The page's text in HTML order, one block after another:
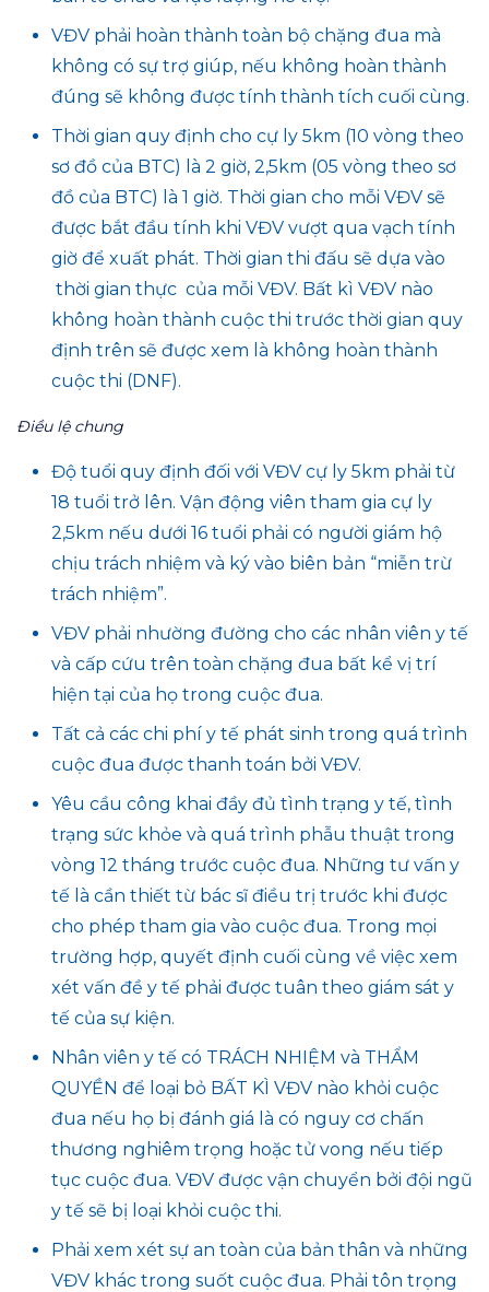
VĐV phải hoàn thành toàn bộ chặng đua mà
không có sự trợ giúp, nếu không hoàn thành
đúng sẽ không được tính thành tích cuối cùng.
Thời gian quy định cho cự ly 5km (10 vòng theo
sơ đồ của BTC) là 2 giờ, 2,5km (05 vòng theo sơ
đồ của BTC) là 1 giờ. Thời gian cho mỗi VĐV sẽ
được bắt đầu tính khi VĐV vượt qua vạch tính
giờ để xuất phát. Thời gian thi đấu sẽ dựa vào
thời gian thực của mỗi VĐV. Bất kì VĐV nào
không hoàn thành cuộc thi trước thời gian quy
định trên sẽ được xem là không hoàn thành
cuộc thi (DNF).
Điều lệ chung
Độ tuổi quy định đối với VĐV cự ly 5km phải từ
18 tuổi trở lên. Vận động viên tham gia cự ly
2,5km nếu dưới 16 tuổi phải có người giám hộ
chịu trách nhiệm và ký vào biên bản “miễn trừ
trách nhiệm”.
VĐV phải nhường đường cho các nhân viên y tế
và cấp cứu trên toàn chặng đua bất kể vị trí
hiện tại của họ trong cuộc đua.
Tất cả các chi phí y tế phát sinh trong quá trình
cuộc đua được thanh toán bởi VĐV.
Yêu cầu công khai đầy đủ tình trạng y tế, tình
trạng sức khỏe và quá trình phẫu thuật trong
vòng 12 tháng trước cuộc đua. Những tư vấn y
tế là cần thiết từ bác sĩ điều trị trước khi được
cho phép tham gia vào cuộc đua. Trong mọi
trường hợp, quyết định cuối cùng về việc xem
xét vấn đề y tế phải được tuân theo giám sát y
tế của sự kiện.
Nhân viên y tế có TRÁCH NHIỆM và THẨM
QUYỀN để loại bỏ BẤT KÌ VĐV nào khỏi cuộc
đua nếu họ bị đánh giá là có nguy cơ chấn
thương nghiêm trọng hoặc tử vong nếu tiếp
tục cuộc đua. VĐV được vận chuyển bởi đội ngũ
y tế sẽ bị loại khỏi cuộc thi.
Phải xem xét sự an toàn của bản thân và những
VĐV khác trong suốt cuộc đua. Phải tôn trọng